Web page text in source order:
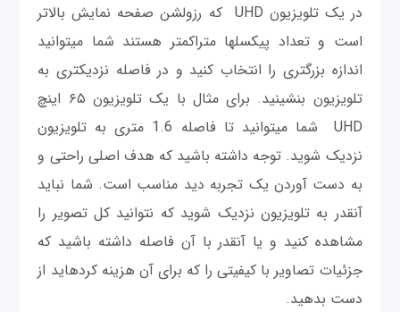
در یک تلویزیون UHD که رزولشن صفحه نمایش بالاتر
است و تعداد پیکسل‎ها متراکم‎تر هستند شما می‎توانید
اندازه بزرگتری را انتخاب کنید و در فاصله نزدیک‎تری به
تلویزیون بنشینید. برای مثال با یک تلویزیون ۶۵ اینچ
UHD شما می‎توانید تا فاصله 1.6 متری به تلویزیون
نزدیک شوید. توجه داشته باشید که هدف اصلی راحتی و
به دست آوردن یک تجربه دید مناسب است. شما نباید
آنقدر به تلویزیون نزدیک شوید که نتوانید کل تصویر را
مشاهده کنید و یا آنقدر با آن فاصله داشته باشید که
جزئیات تصاویر با کیفیتی را که برای آن هزینه کرده‎اید از
دست بدهید.